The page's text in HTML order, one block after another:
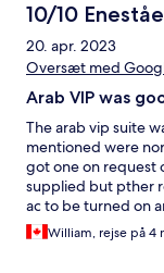
10/10
20. apr. 2023
Oversæt med
Arab VIP was
The arab vip suite
mentioned were
got one on request
supplied but pther
ac to be turned on
will help but the
process is easy
William, rejse på 4